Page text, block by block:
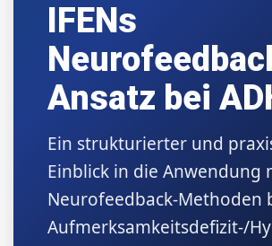
IFENs
Ansatz bei
Ein strukturierter und
Einblick in die Anwendung
Neurofeedback-Methoden
Aufmerksamkeitsdefizit-/